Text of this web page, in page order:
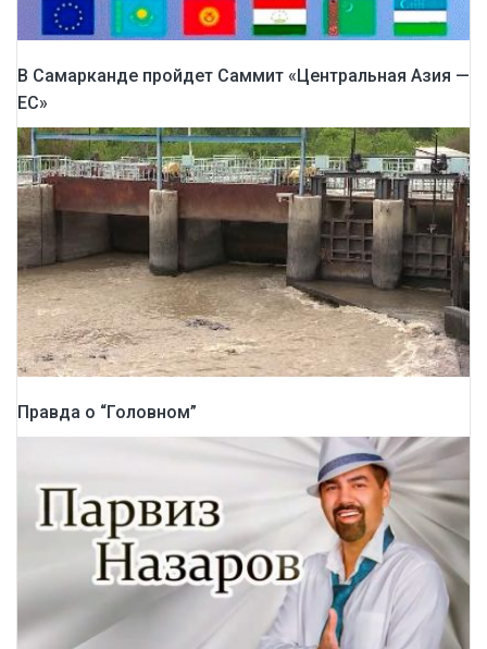
В Самарканде пройдет Саммит «Центральная Азия —
ЕС»
Правда о “Головном”